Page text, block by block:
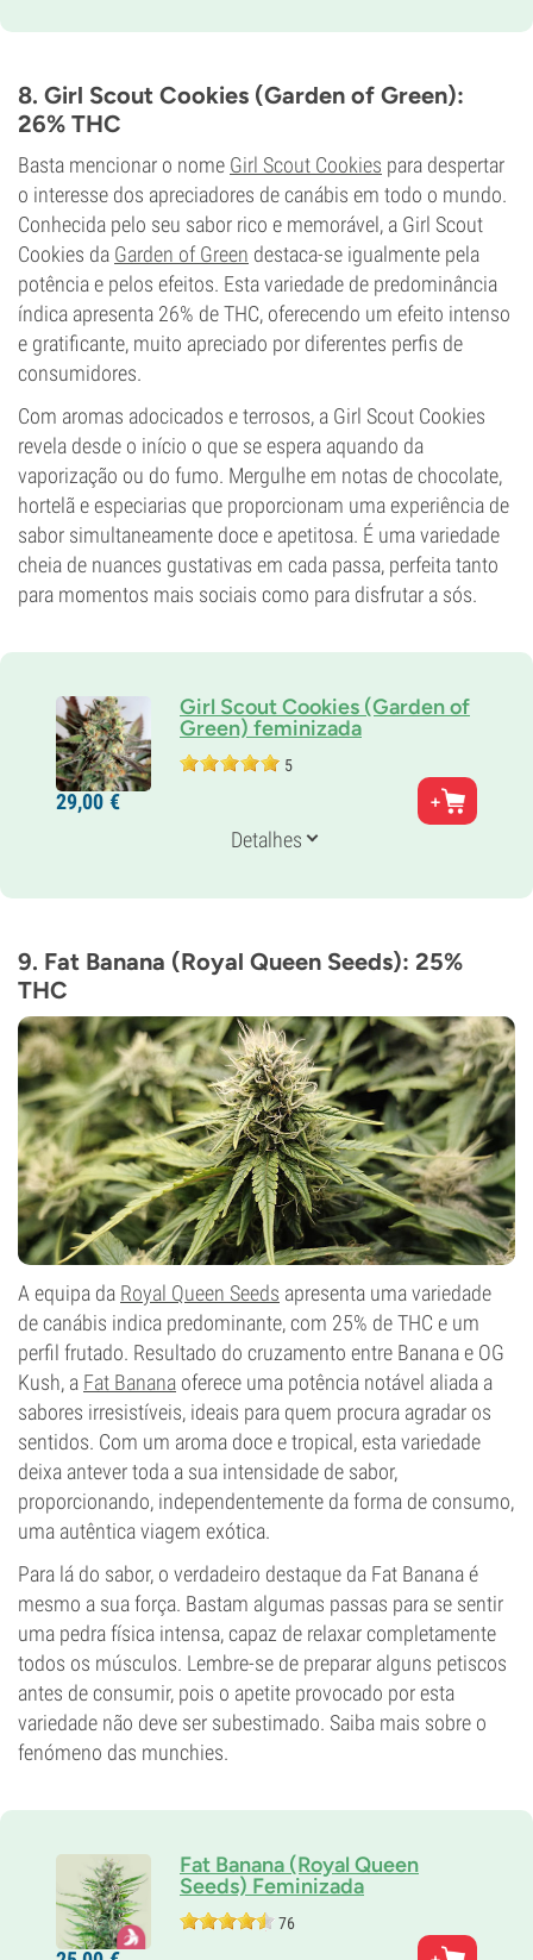
8-9 semanas
CBD
<1%
Tipo de floração
Período de luz
8. Girl Scout Cookies (Garden of Green):
26% THC
Basta mencionar o nome Girl Scout Cookies para despertar
o interesse dos apreciadores de canábis em todo o mundo.
Conhecida pelo seu sabor rico e memorável, a Girl Scout
Cookies da Garden of Green destaca-se igualmente pela
potência e pelos efeitos. Esta variedade de predominância
índica apresenta 26% de THC, oferecendo um efeito intenso
e gratificante, muito apreciado por diferentes perfis de
consumidores.
Com aromas adocicados e terrosos, a Girl Scout Cookies
revela desde o início o que se espera aquando da
vaporização ou do fumo. Mergulhe em notas de chocolate,
hortelã e especiarias que proporcionam uma experiência de
sabor simultaneamente doce e apetitosa. É uma variedade
cheia de nuances gustativas em cada passa, perfeita tanto
para momentos mais sociais como para disfrutar a sós.
Girl Scout Cookies (Garden of
Green) feminizada
5
Pais
Durban Poison x South Florida OG Kush
40% Sativa
9-10 semanas
CBD
Tipo de floração
Período de luz
29,00 €
Detalhes
9. Fat Banana (Royal Queen Seeds): 25%
THC
A equipa da Royal Queen Seeds apresenta uma variedade
de canábis indica predominante, com 25% de THC e um
perfil frutado. Resultado do cruzamento entre Banana e OG
Kush, a Fat Banana oferece uma potência notável aliada a
sabores irresistíveis, ideais para quem procura agradar os
sentidos. Com um aroma doce e tropical, esta variedade
deixa antever toda a sua intensidade de sabor,
proporcionando, independentemente da forma de consumo,
uma autêntica viagem exótica.
Para lá do sabor, o verdadeiro destaque da Fat Banana é
mesmo a sua força. Bastam algumas passas para se sentir
uma pedra física intensa, capaz de relaxar completamente
todos os músculos. Lembre-se de preparar alguns petiscos
antes de consumir, pois o apetite provocado por esta
variedade não deve ser subestimado. Saiba mais sobre o
fenómeno das munchies.
Fat Banana (Royal Queen
Seeds) Feminizada
76
Pais